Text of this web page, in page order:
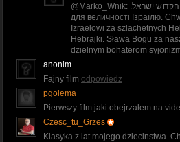
@Marko_Wnik: .חגית שלום של הקדוש ישראל Гарний привіт
для величності Ізраїлю.
Izraelowi za szlachetnych
Hebrajki. Sława Bogu za
dzielnym bohaterom
anonim
Fajny film odpowiedz
pgolema
Pierwszy film jaki obejrzałem na
Czesc_tu_Grzes
Klasyka z lat mojego dziecinstwa.